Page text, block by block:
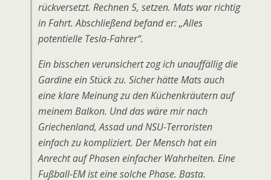
rückversetzt. Rechnen 5, setzen. Mats war richtig
in Fahrt. Abschließend befand er: „Alles
potentielle Tesla-Fahrer“.
Ein bisschen verunsichert zog ich unauffällig die
Gardine ein Stück zu. Sicher hätte Mats auch
eine klare Meinung zu den Küchenkräutern auf
meinem Balkon. Und das wäre mir nach
Griechenland, Assad und NSU-Terroristen
einfach zu kompliziert. Der Mensch hat ein
Anrecht auf Phasen einfacher Wahrheiten. Eine
Fußball-EM ist eine solche Phase. Basta.